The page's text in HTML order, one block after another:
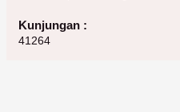
Kunjungan :
41264